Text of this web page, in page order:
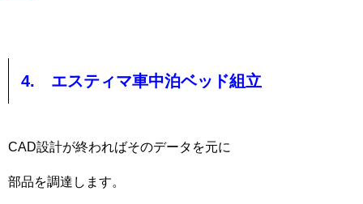
4. エスティマ車中泊ベッド組立
CAD設計が終わればそのデータを元に
部品を調達します。